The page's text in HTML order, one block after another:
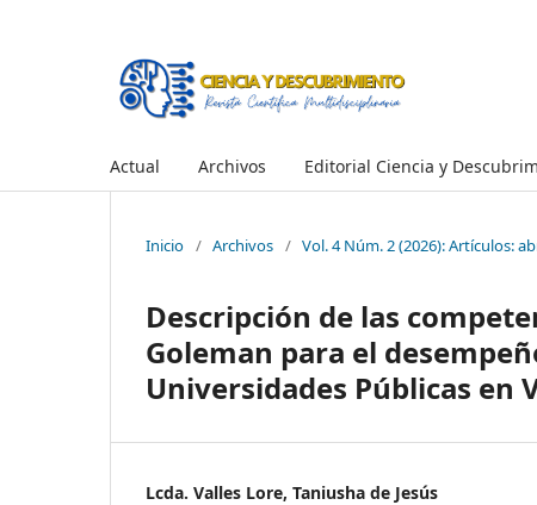
Actual Archivos Editorial Ciencia y
Inicio / Archivos / Vol. 4 Núm. 2 (2026): Artículos:
Descripción de las
Goleman para el
Universidades Públicas en
Lcda. Valles Lore, Taniusha de Jesús